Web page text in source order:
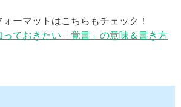
ーマットはこちらもチェック！
ておきたい「覚書」の意味＆書き方